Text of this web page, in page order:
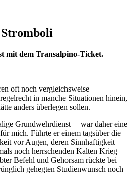
mit dem Transalpino-Ticket.
oft noch vergleichsweise
in manche Situationen hinein,
anders überlegen sollen.
Grundwehrdienst – war daher eine
mich. Führte er einem tagsüber die
vor Augen, deren Sinnhaftigkeit
noch herrschenden Kalten Krieg
Befehl und Gehorsam rückte bei
gehegten Studienwunsch noch